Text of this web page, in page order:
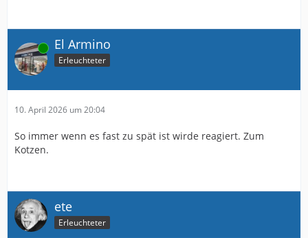
Online El Armino
Erleuchteter
10. April 2026 um 20:04
So immer wenn es fast zu spät ist wirde reagiert. Zum
Kotzen.
ete
Erleuchteter